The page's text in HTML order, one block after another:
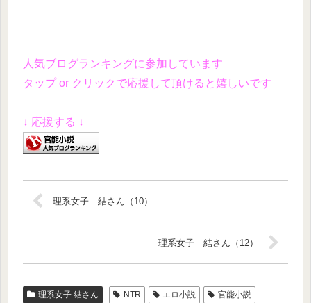
人気ブログランキングに参加しています
タップ or クリックで応援して頂けると嬉しいです
↓ 応援する ↓
理系女子 結さん（10）
理系女子 結さん（12）
理系女子 結さん NTR エロ小説
官能小説